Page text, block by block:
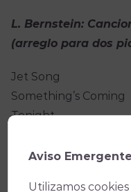
L. Bernstein:
(arreglo para dos
Jet Song
Something’s Coming
Tonight
America
El Gran Teatro
Aviso
Utilizamos